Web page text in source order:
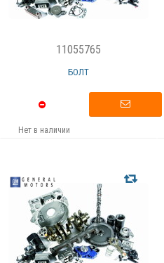
11055765
БОЛТ
Нет в наличии